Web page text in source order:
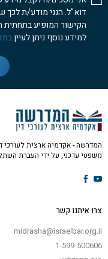
דוא"ל. הנני מודע/ת לכך
הקישור המופיע בתחתית
למידע נוסף ניתן לעיין
המדרשה - אקדמיה ארצית לעורכי
משפטי עדכני, על ידי העברת
צרו איתנו קשר
midrasha@israelbar.org.il
1-599-500606